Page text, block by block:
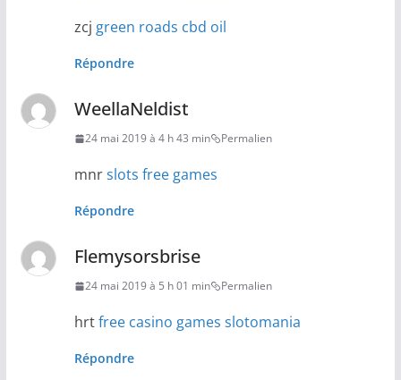
zcj green roads cbd oil
Répondre
WeellaNeldist
24 mai 2019 à 4 h 43 min Permalien
mnrslots free games
Répondre
Flemysorsbrise
24 mai 2019 à 5 h 01 min Permalien
hrtfree casino games slotomania
Répondre